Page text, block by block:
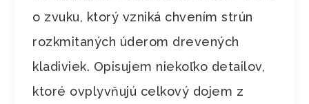
o zvuku, ktorý vzniká chvením strún
rozkmitaných úderom drevených
kladiviek. Opisujem niekoľko detailov,
ktoré ovplyvňujú celkový dojem z